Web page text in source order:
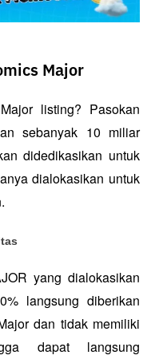
Major
listing? Pasokan
sebanyak 10 miliar
didedikasikan untuk
dialokasikan untuk
yang dialokasikan
langsung diberikan
dan tidak memiliki
dapat langsung